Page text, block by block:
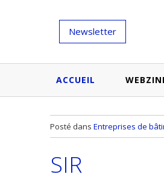
Newsletter
ACCUEIL
Salons et
Médias du bâtiment
Annuaire
Actualités des membres
Posté dans Entreprises de
SIR